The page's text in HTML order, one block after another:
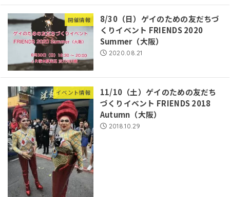
開催情報
8/30（日）ゲイのための友だちづ
くりイベント FRIENDS 2020
Summer（大阪）
2020.08.21
イベント情報
11/10（土）ゲイのための友だち
づくりイベント FRIENDS 2018
Autumn（大阪）
2018.10.29